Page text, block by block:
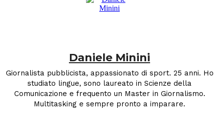
Daniele Minini
Giornalista pubblicista, appassionato di sport. 25 anni. Ho
studiato lingue, sono laureato in Scienze della
Comunicazione e frequento un Master in Giornalismo.
Multitasking e sempre pronto a imparare.